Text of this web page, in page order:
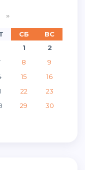
»
СБ
ВС
1
2
8
9
15
16
22
23
29
30